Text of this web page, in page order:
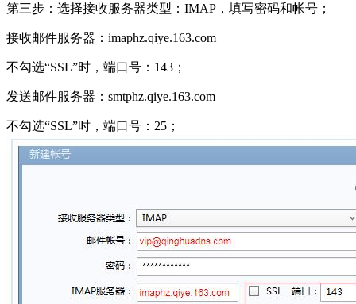
第三步：选择接收服务器类型：IMAP，填写密码和帐号；
接收邮件服务器：imaphz.qiye.163.com
不勾选“SSL”时，端口号：143；
发送邮件服务器：smtphz.qiye.163.com
不勾选“SSL”时，端口号：25；